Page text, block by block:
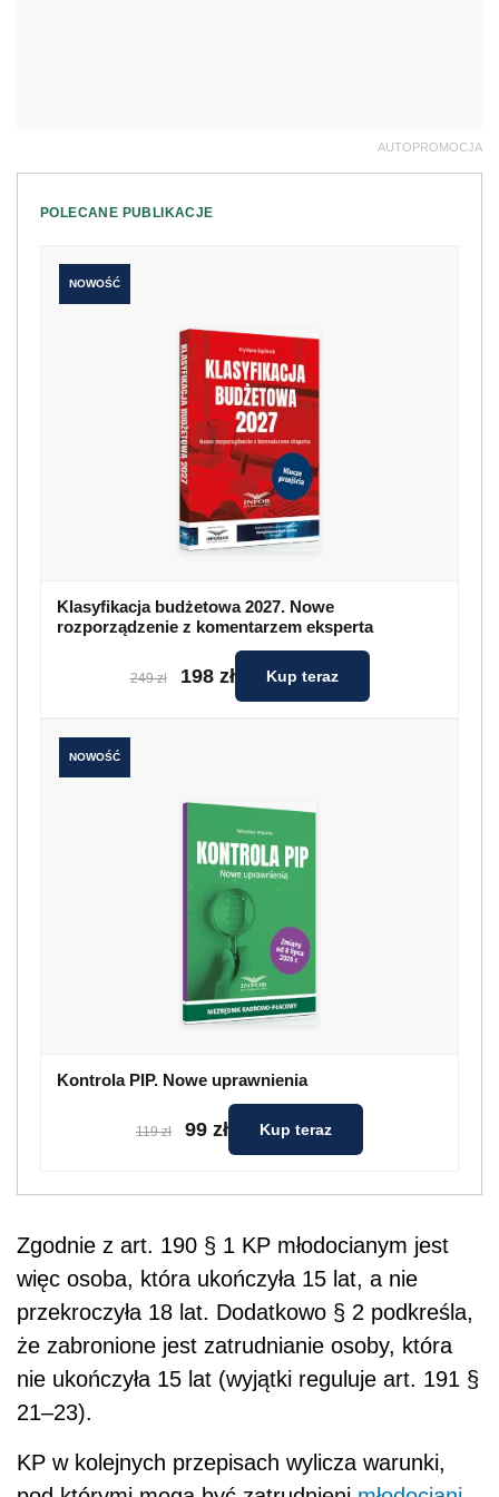
AUTOPROMOCJA
POLECANE PUBLIKACJE
NOWOŚĆ
Klasyfikacja budżetowa 2027. Nowe
rozporządzenie z komentarzem eksperta
249 zł 198 zł Kup teraz
NOWOŚĆ
Kontrola PIP. Nowe uprawnienia
119 zł 99 zł Kup teraz
Zgodnie z art. 190 § 1 KP młodocianym jest
więc osoba, która ukończyła 15 lat, a nie
przekroczyła 18 lat. Dodatkowo § 2 podkreśla,
że zabronione jest zatrudnianie osoby, która
nie ukończyła 15 lat (wyjątki reguluje art. 191 §
21–23).
KP w kolejnych przepisach wylicza warunki,